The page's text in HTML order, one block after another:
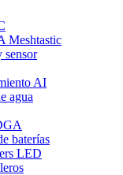
Meshtastic
sensor
AI
agua
baterías
LED